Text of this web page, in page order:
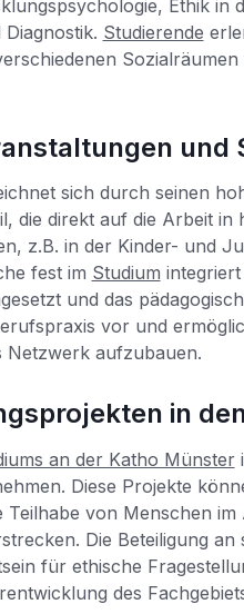
Ethik in
Studierende
und
sich durch seinen
die direkt auf die Arbeit in
z.B. in der Kinder- und
fest im Studium
und das
vor und
Netzwerk aufzubauen.
in
an der Katho Münster
Diese Projekte
von Menschen
Die Beteiligung
für ethische
des